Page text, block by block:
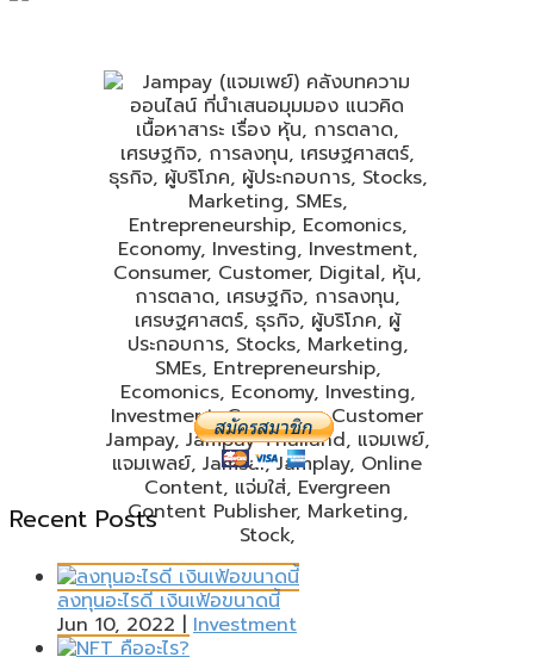
JAMPAY Thailand
Evergreen Content Publisher
"ร่วมกัน x สร้างสรรค์"
JAM session - PAY for social.
Recent Posts
ลงทุนอะไรดี เงินเฟ้อขนาดนี้
Jun 10, 2022 | Investment